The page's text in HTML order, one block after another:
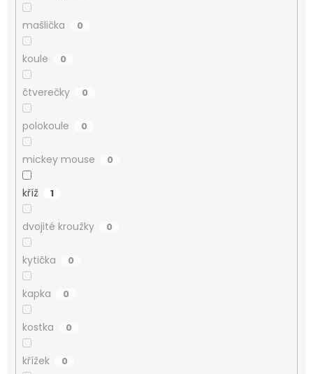
mašlička 0
koule 0
čtverečky 0
polokoule 0
mickey mouse 0
kříž 1
dvojité kroužky 0
kytička 0
kapka 0
kostka 0
křížek 0